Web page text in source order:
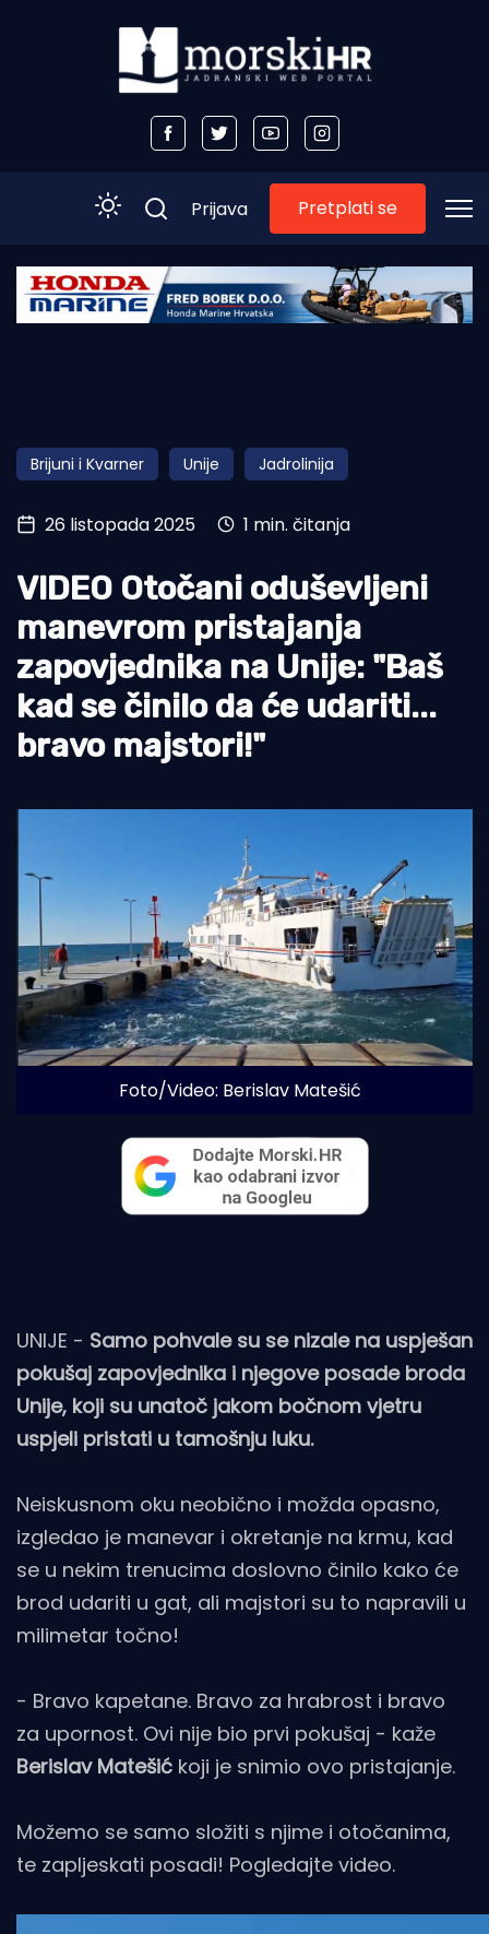
Početna
Obala
Otoci
Turizam i nautika
Pomorstvo
Ribolov
Ekologija
Tradicija i kultura
Prijava Pretplati se
Brijuni i Kvarner Unije Jadrolinija
26 listopada 2025 1 min. čitanja
VIDEO Otočani oduševljeni
manevrom pristajanja
zapovjednika na Unije: "Baš
kad se činilo da će udariti...
bravo majstori!"
Foto/Video: Berislav Matešić
UNIJE - Samo pohvale su se nizale na uspješan
pokušaj zapovjednika i njegove posade broda
Unije, koji su unatoč jakom bočnom vjetru
uspjeli pristati u tamošnju luku.
Neiskusnom oku neobično i možda opasno,
izgledao je manevar i okretanje na krmu, kad
se u nekim trenucima doslovno činilo kako će
brod udariti u gat, ali majstori su to napravili u
milimetar točno!
- Bravo kapetane. Bravo za hrabrost i bravo
za upornost. Ovi nije bio prvi pokušaj - kaže
Berislav Matešić koji je snimio ovo pristajanje.
Možemo se samo složiti s njime i otočanima,
te zapljeskati posadi! Pogledajte video.